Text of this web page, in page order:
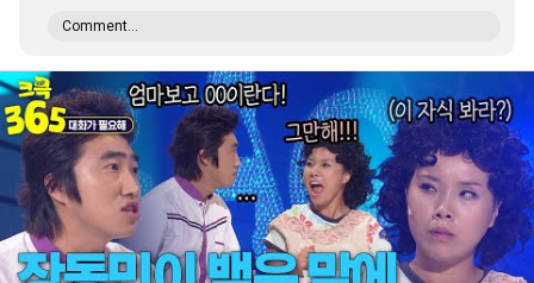
Comment...